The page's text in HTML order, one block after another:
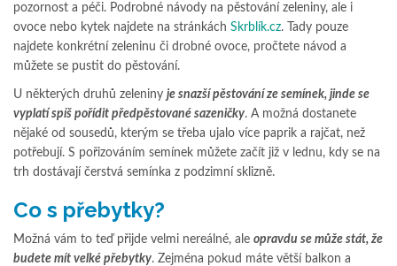
pozornost a péči. Podrobné návody na pěstování zeleniny, ale i
ovoce nebo kytek najdete na stránkách Skrblík.cz. Tady pouze
najdete konkrétní zeleninu či drobné ovoce, pročtete návod a
můžete se pustit do pěstování.
U některých druhů zeleniny je snazší pěstování ze semínek, jinde se
vyplatí spíš pořídit předpěstované sazeničky. A možná dostanete
nějaké od sousedů, kterým se třeba ujalo více paprik a rajčat, než
potřebují. S pořizováním semínek můžete začít již v lednu, kdy se na
trh dostávají čerstvá semínka z podzimní sklizně.
Co s přebytky?
Možná vám to teď přijde velmi nereálné, ale opravdu se může stát, že
budete mít velké přebytky. Zejména pokud máte větší balkon a